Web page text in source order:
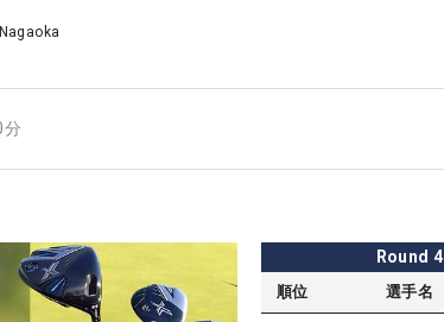
Round 4
順位 選手名